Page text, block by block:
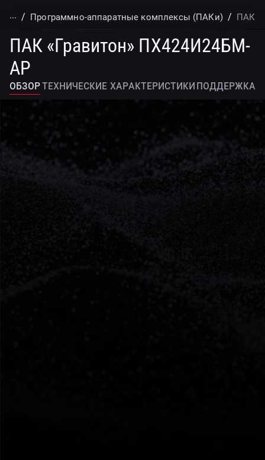
... Программно-аппаратные комплексы (ПАКи) ПАК
ПАК «Гравитон» ПХ424И24БМ-
АР
обзорТехнические характеристикиподдержка